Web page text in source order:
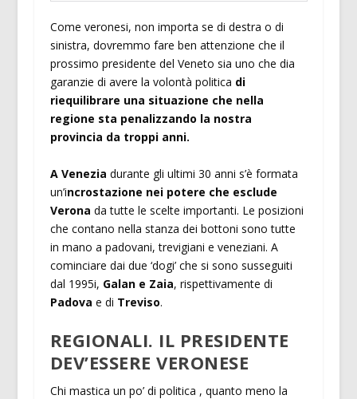
Come veronesi, non importa se di destra o di
sinistra, dovremmo fare ben attenzione che il
prossimo presidente del Veneto sia uno che dia
garanzie di avere la volontà politica di
riequilibrare una situazione che nella
regione sta penalizzando la nostra
provincia da troppi anni.
A Venezia durante gli ultimi 30 anni s’è formata
un’incrostazione nei potere che esclude
Verona da tutte le scelte importanti. Le posizioni
che contano nella stanza dei bottoni sono tutte
in mano a padovani, trevigiani e veneziani. A
cominciare dai due ‘dogi’ che si sono susseguiti
dal 1995i, Galan e Zaia, rispettivamente di
Padova e di Treviso.
REGIONALI. IL PRESIDENTE
DEV’ESSERE VERONESE
Chi mastica un po’ di politica , quanto meno la